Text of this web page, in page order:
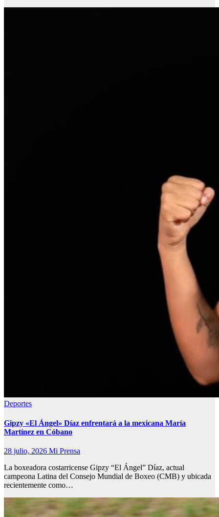
Deportes
Gipzy «El Ángel» Díaz enfrentará a la mexicana María
Martínez en Cóbano
28 julio, 2026 Mi Prensa
La boxeadora costarricense Gipzy “El Ángel” Díaz, actual
campeona Latina del Consejo Mundial de Boxeo (CMB) y ubicada
recientemente como…